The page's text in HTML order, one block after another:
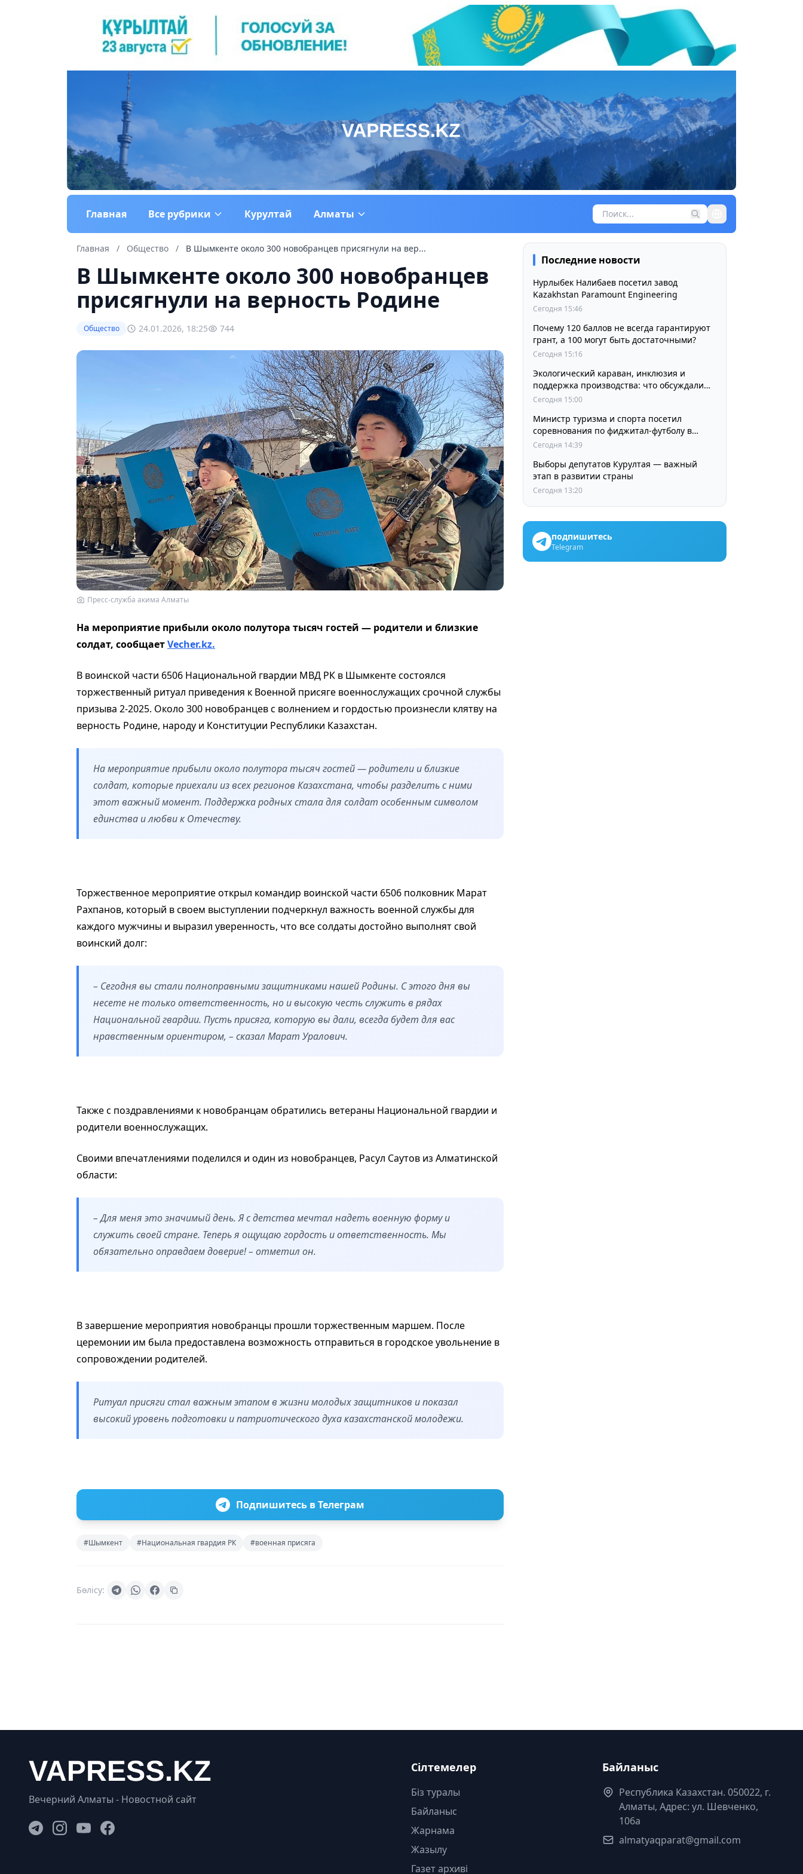
Главная Все рубрики Курултай Алматы
Главная / Общество / В Шымкенте около 300 новобранцев присягнули на вер...
В Шымкенте около 300 новобранцев
присягнули на верность Родине
Общество 24.01.2026, 18:25 744
Пресс-служба акима Алматы
На мероприятие прибыли около полутора тысяч гостей — родители и близкие
солдат, сообщаетVecher.kz.
В воинской части 6506 Национальной гвардии МВД РК в Шымкенте состоялся
торжественный ритуал приведения к Военной присяге военнослужащих срочной службы
призыва 2-2025. Около 300 новобранцев с волнением и гордостью произнесли клятву на
верность Родине, народу и Конституции Республики Казахстан.
На мероприятие прибыли около полутора тысяч гостей — родители и близкие
солдат, которые приехали из всех регионов Казахстана, чтобы разделить с ними
этот важный момент. Поддержка родных стала для солдат особенным символом
единства и любви к Отечеству.
Торжественное мероприятие открыл командир воинской части 6506 полковник Марат
Рахпанов, который в своем выступлении подчеркнул важность военной службы для
каждого мужчины и выразил уверенность, что все солдаты достойно выполнят свой
воинский долг:
– Сегодня вы стали полноправными защитниками нашей Родины. С этого дня вы
несете не только ответственность, но и высокую честь служить в рядах
Национальной гвардии. Пусть присяга, которую вы дали, всегда будет для вас
нравственным ориентиром, – сказал Марат Уралович.
Также с поздравлениями к новобранцам обратились ветераны Национальной гвардии и
родители военнослужащих.
Своими впечатлениями поделился и один из новобранцев, Расул Саутов из Алматинской
области:
– Для меня это значимый день. Я с детства мечтал надеть военную форму и
служить своей стране. Теперь я ощущаю гордость и ответственность. Мы
обязательно оправдаем доверие! – отметил он.
В завершение мероприятия новобранцы прошли торжественным маршем. После
церемонии им была предоставлена возможность отправиться в городское увольнение в
сопровождении родителей.
Ритуал присяги стал важным этапом в жизни молодых защитников и показал
высокий уровень подготовки и патриотического духа казахстанской молодежи.
Подпишитесь в Телеграм
#Шымкент #Национальная гвардия РК #военная присяга
Бөлісу:
Последние новости
Нурлыбек Налибаев посетил завод
Kazakhstan Paramount Engineering
Сегодня 15:46
Почему 120 баллов не всегда гарантируют
грант, а 100 могут быть достаточными?
Сегодня 15:16
Экологический караван, инклюзия и
поддержка производства: что обсуждали
партии в регионах
Сегодня 15:00
Министр туризма и спорта посетил
соревнования по фиджитал-футболу в
рамках «Игр Будущего 2026»
Сегодня 14:39
Выборы депутатов Курултая — важный
этап в развитии страны
Сегодня 13:20
подпишитесь
Telegram
Вечерний Алматы - Новостной сайт
Сілтемелер
Біз туралы
Байланыс
Жарнама
Жазылу
Газет архиві
Байланыс
Республика Казахстан. 050022, г.
Алматы, Адрес: ул. Шевченко,
106а
almatyaqparat@gmail.com